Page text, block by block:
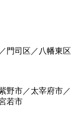
門司区／八幡東区
野市／太宰府市／
若市